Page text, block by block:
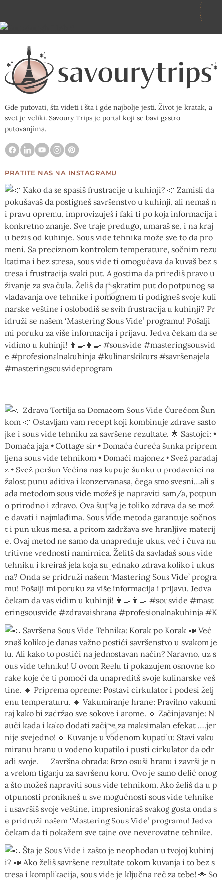
Gde putovati, šta videti i šta i gde najbolje jesti. Život je kratak, a
svet je veliki. Savoury Trips je portal koji se bavi gastro
putovanjima.
PRATITE NAS NA INSTAGRAMU